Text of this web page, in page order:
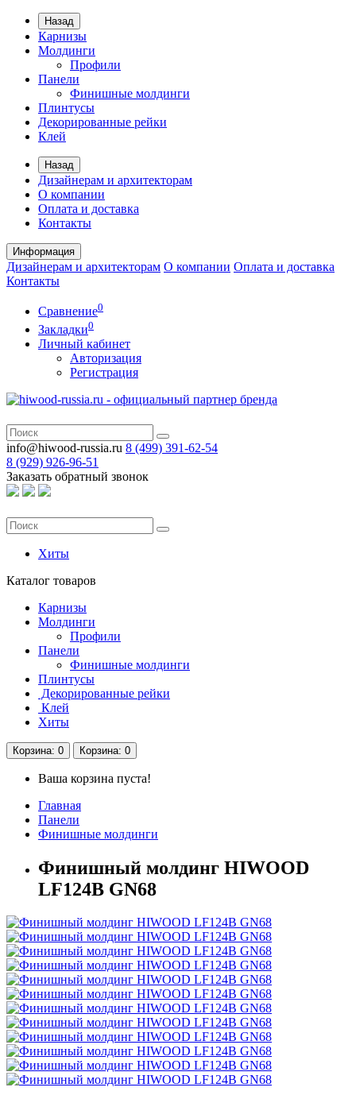
Назад
Карнизы
Молдинги
Профили
Панели
Финишные молдинги
Плинтусы
Декорированные рейки
Клей
Назад
Дизайнерам и архитекторам
О компании
Оплата и доставка
Контакты
Информация
Дизайнерам и архитекторам О компании Оплата и доставка
Контакты
Сравнение0
Закладки0
Личный кабинет
Авторизация
Регистрация
info@hiwood-russia.ru 8 (499) 391-62-54
8 (929) 926-96-51
Заказать обратный звонок
Хиты
Каталог товаров
Карнизы
Молдинги
Профили
Панели
Финишные молдинги
Плинтусы
Декорированные рейки
Клей
Хиты
Корзина: 0 Корзина: 0
Ваша корзина пуста!
Главная
Панели
Финишные молдинги
Финишный молдинг HIWOOD
LF124B GN68